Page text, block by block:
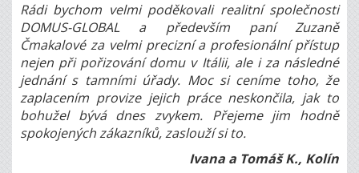
Rádi bychom velmi poděkovali realitní společnosti
DOMUS-GLOBAL a především paní Zuzaně
Čmakalové za velmi precizní a profesionální přístup
nejen při pořizování domu v Itálii, ale i za následné
jednání s tamními úřady. Moc si ceníme toho, že
zaplacením provize jejich práce neskončila, jak to
bohužel bývá dnes zvykem. Přejeme jim hodně
spokojených zákazníků, zaslouží si to.
Ivana a Tomáš K., Kolín